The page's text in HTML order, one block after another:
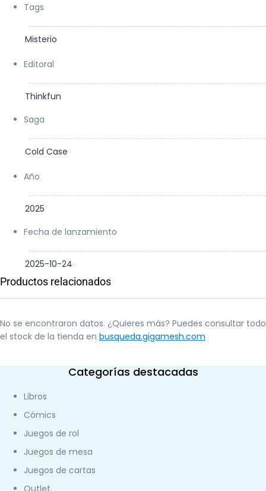
Tags
Misterio
Editoral
Thinkfun
Saga
Cold Case
Año
2025
Fecha de lanzamiento
2025-10-24
Productos relacionados
No se encontraron datos. ¿Quieres más? Puedes consultar todo
el stock de la tienda en busqueda.gigamesh.com
Categorías destacadas
Libros
Cómics
Juegos de rol
Juegos de mesa
Juegos de cartas
Outlet